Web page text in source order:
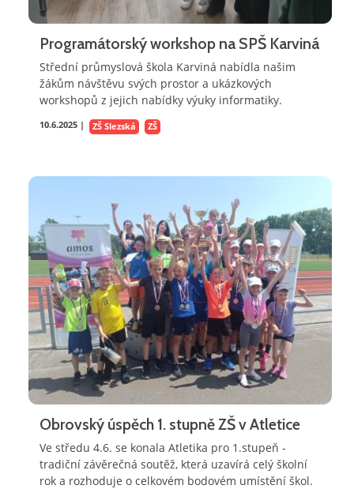
Programátorský workshop na SPŠ Karviná
Střední průmyslová škola Karviná nabídla našim
žákům návštěvu svých prostor a ukázkových
workshopů z jejich nabídky výuky informatiky.
10.6.2025 | ZŠ Slezská ZŠ
Obrovský úspěch 1. stupně ZŠ v Atletice
Ve středu 4.6. se konala Atletika pro 1.stupeň -
tradiční závěrečná soutěž, která uzavírá celý školní
rok a rozhoduje o celkovém bodovém umístění škol.